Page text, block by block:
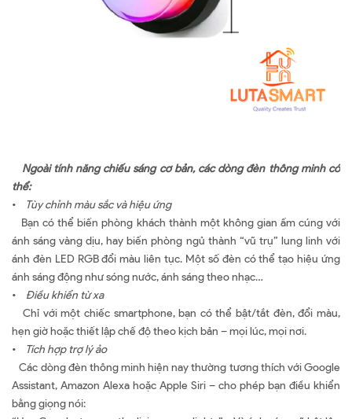
Ngoài tính năng chiếu sáng cơ bản, các dòng đèn thông minh có
thể:
•
Tùy chỉnh màu sắc và hiệu ứng
Bạn có thể biến phòng khách thành một không gian ấm cúng với
ánh sáng vàng dịu, hay biến phòng ngủ thành “vũ trụ” lung linh với
ánh đèn LED RGB đổi màu liên tục. Một số đèn có thể tạo hiệu ứng
ánh sáng động như sóng nước, ánh sáng theo nhạc…
•
Điều khiển từ xa
Chỉ với một chiếc smartphone, bạn có thể bật/tắt đèn, đổi màu,
hẹn giờ hoặc thiết lập chế độ theo kịch bản – mọi lúc, mọi nơi.
•
Tích hợp trợ lý ảo
Các dòng đèn thông minh hiện nay thường tương thích với Google
Assistant, Amazon Alexa hoặc Apple Siri – cho phép bạn điều khiển
bằng giọng nói: